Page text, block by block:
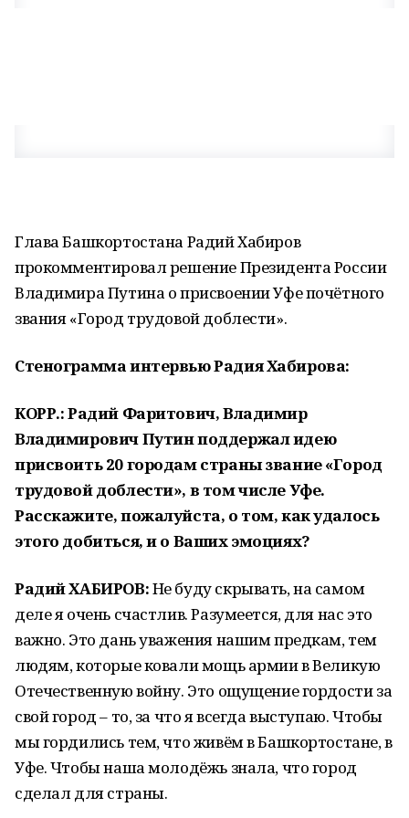
Глава Башкортостана Радий Хабиров
прокомментировал решение Президента России
Владимира Путина о присвоении Уфе почётного
звания «Город трудовой доблести».
Стенограмма интервью Радия Хабирова:
КОРР.: Радий Фаритович, Владимир
Владимирович Путин поддержал идею
присвоить 20 городам страны звание «Город
трудовой доблести», в том числе Уфе.
Расскажите, пожалуйста, о том, как удалось
этого добиться, и о Ваших эмоциях?
Радий ХАБИРОВ:Не буду скрывать, на самом
деле я очень счастлив. Разумеется, для нас это
важно. Это дань уважения нашим предкам, тем
людям, которые ковали мощь армии в Великую
Отечественную войну. Это ощущение гордости за
свой город – то, за что я всегда выступаю. Чтобы
мы гордились тем, что живём в Башкортостане, в
Уфе. Чтобы наша молодёжь знала, что город
сделал для страны.